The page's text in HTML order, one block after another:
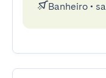
Banheiro •